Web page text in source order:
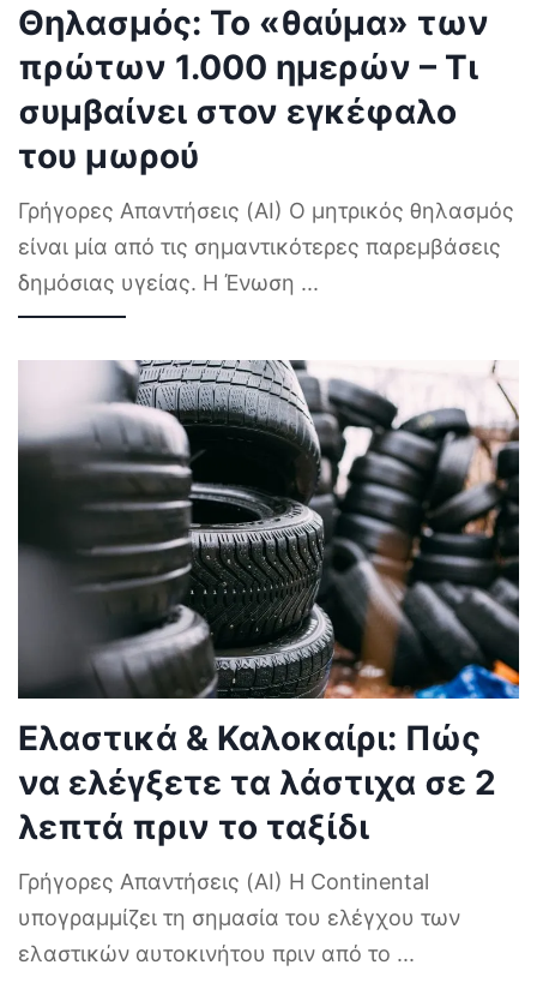
Θηλασμός: Το «θαύμα» των
πρώτων 1.000 ημερών – Τι
συμβαίνει στον εγκέφαλο
του μωρού
Γρήγορες Απαντήσεις (AI) Ο μητρικός θηλασμός
είναι μία από τις σημαντικότερες παρεμβάσεις
δημόσιας υγείας. Η Ένωση ...
Ελαστικά & Καλοκαίρι: Πώς
να ελέγξετε τα λάστιχα σε 2
λεπτά πριν το ταξίδι
Γρήγορες Απαντήσεις (AI) Η Continental
υπογραμμίζει τη σημασία του ελέγχου των
ελαστικών αυτοκινήτου πριν από το ...